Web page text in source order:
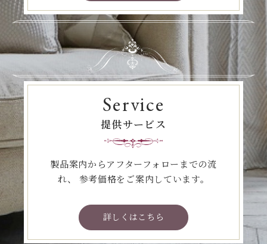
Service
提供サービス
製品案内からアフターフォローまでの流
れ、
参考価格をご案内しています。
詳しくはこちら